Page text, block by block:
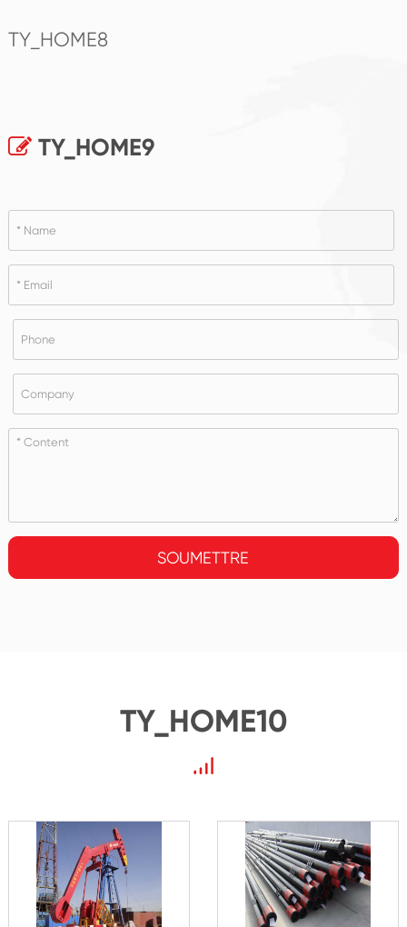
TY_HOME8
TY_HOME9
SOUMETTRE
TY_HOME10